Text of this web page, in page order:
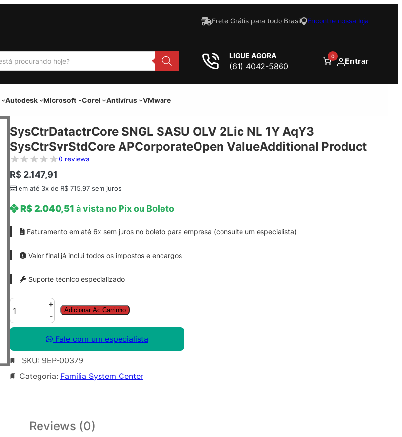
Frete Grátis para todo Brasil Encontre nossa loja
LIGUE AGORA
(61) 4042-5860
0 Entrar
Autodesk Microsoft Corel Antivírus VMware
SysCtrDatactrCore SNGL SASU OLV 2Lic NL 1Y AqY3
SysCtrSvrStdCore APCorporateOpen ValueAdditional Product
0 reviews
R$ 2.147,91
em até 3x de R$ 715,97 sem juros
R$2.040,51 à vista no Pix ou Boleto
Faturamento em até 6x sem juros no boleto para empresa (consulte um especialista)
Valor final já inclui todos os impostos e encargos
Suporte técnico especializado
S
s
t
r
D
+
-
Adicionar Ao Carrinho
Fale com um especialista
SKU: 9EP-00379
Categoria: Família System Center
Reviews (0)